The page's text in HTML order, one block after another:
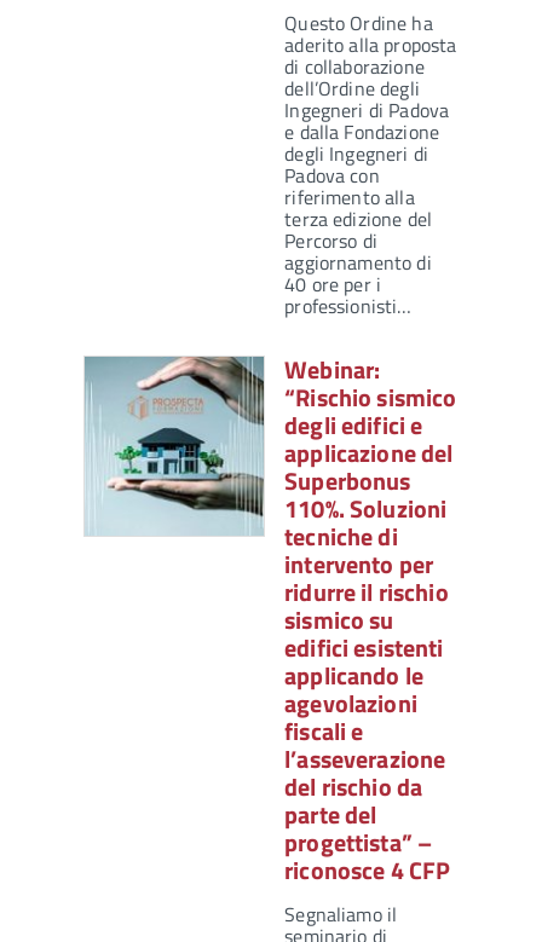
Questo Ordine ha
aderito alla proposta
di collaborazione
dell’Ordine degli
Ingegneri di Padova
e dalla Fondazione
degli Ingegneri di
Padova con
riferimento alla
terza edizione del
Percorso di
aggiornamento di
40 ore per i
professionisti…
Webinar:
“Rischio sismico
degli edifici e
applicazione del
Superbonus
110%. Soluzioni
tecniche di
intervento per
ridurre il rischio
sismico su
edifici esistenti
applicando le
agevolazioni
fiscali e
l’asseverazione
del rischio da
parte del
progettista” –
riconosce 4 CFP
Segnaliamo il
seminario di